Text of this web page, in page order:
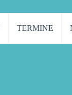
TERMINE